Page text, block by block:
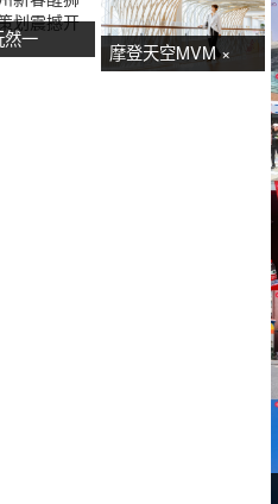
然一
摩登天空MVM ×